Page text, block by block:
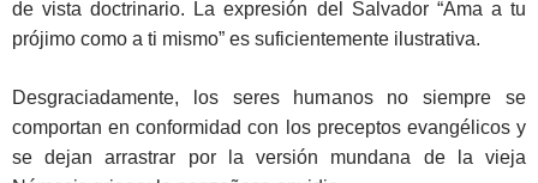
de vista doctrinario. La expresión del Salvador “Ama a tu
prójimo como a ti mismo” es suficientemente ilustrativa.
Desgraciadamente, los seres humanos no siempre se
comportan en conformidad con los preceptos evangélicos y
se dejan arrastrar por la versión mundana de la vieja